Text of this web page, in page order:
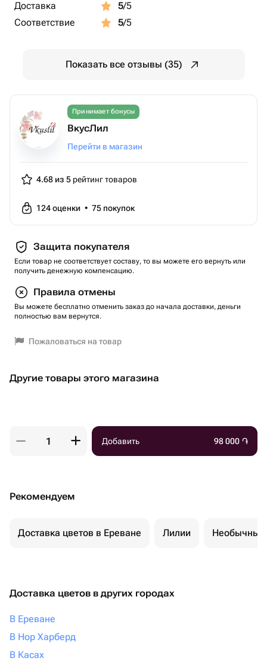
Доставка 5/5
Соответствие
5/5
Показать все отзывы (35)
Принимает бонусы
ВкусЛил
Перейти в магазин
4.68 из 5 рейтинг товаров
124оценки • 75 покупок
Защита покупателя
Если товар не соответствует составу, то вы можете его вернуть или
получить денежную компенсацию.
Правила отмены
Вы можете бесплатно отменить заказ до начала доставки, деньги
полностью вам вернутся.
Пожаловаться на товар
Другие товары этого магазина
Добавить 98 000 ֏
Рекомендуем
Доставка цветов в Ереване Лилии Необычные
Доставка цветов в других городах
В Ереване
В Нор Харберд
В Касах